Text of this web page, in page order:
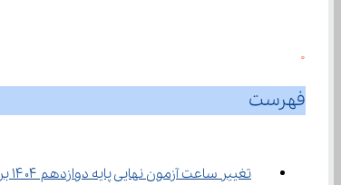
0
فهرست
تغییر ساعت آزمون نهایی پایه دوازدهم ۱۴۰۴ برای حفظ پایداری برق